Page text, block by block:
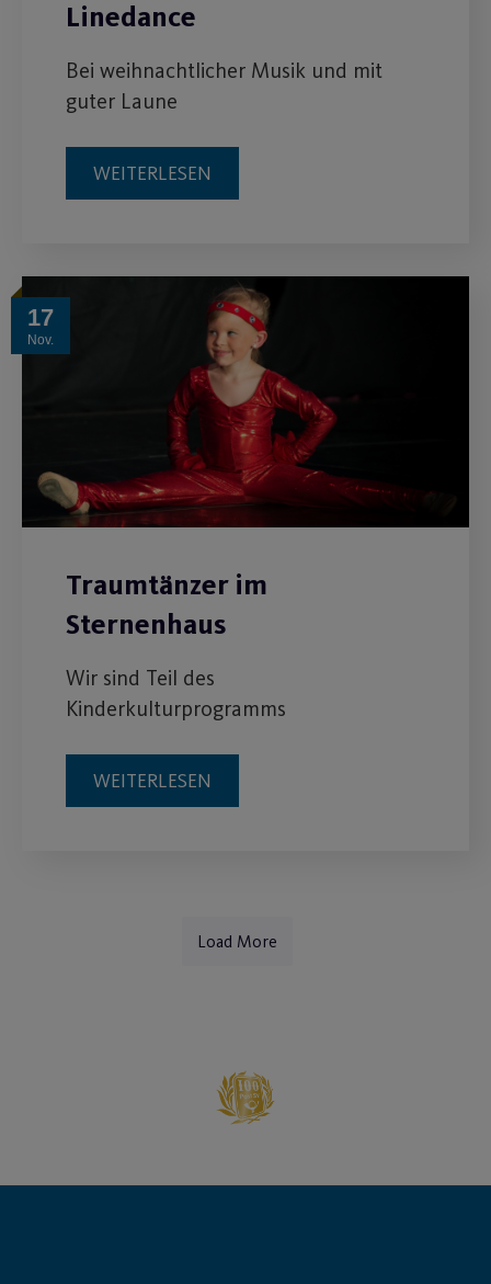
Linedance
Bei weihnachtlicher Musik und mit
guter Laune
WEITERLESEN
17
Nov.
Traumtänzer im
Sternenhaus
Wir sind Teil des
Kinderkulturprogramms
WEITERLESEN
Load More